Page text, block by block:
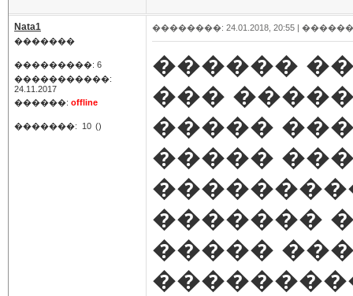
Nata1
�������
���������: 6
�����������:
24.11.2017
������: offline
�������: 10 ()
��������: 24.01.2018, 20:55 |
������
���
�����
�����
�������
�����